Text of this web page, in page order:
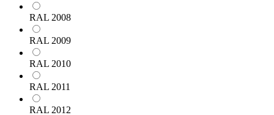
RAL 2008
RAL 2009
RAL 2010
RAL 2011
RAL 2012